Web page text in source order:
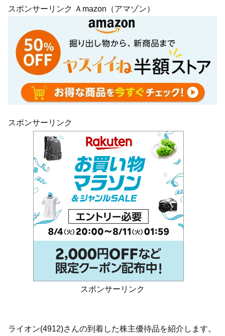
スポンサーリンク Ａmazon（アマゾン）
スポンサーリンク
スポンサーリンク
ライオン(4912)さんの到着した株主優待品を紹介します。